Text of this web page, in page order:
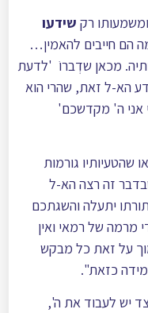
רק שידעו
הם חייבים להאמין…
מכאן שדְברוֹ 'לדעת
הא-ל זאת, שהרי הוא
אני ה' מקדשכם'
שהטעיותיו גורמות
זה רצה הא-ל
יתעלה והשגתכם
מרמה של רמאי ואין
על זאת כל מבקש
כזאת".
יש לעבוד את ה',